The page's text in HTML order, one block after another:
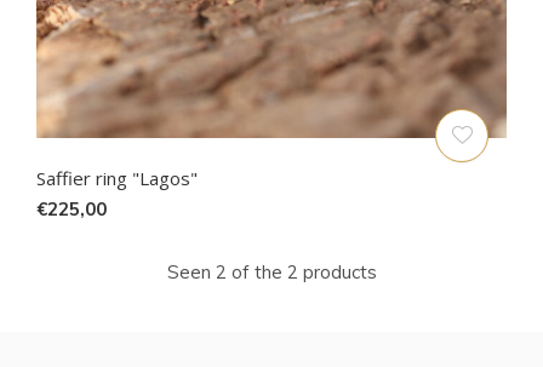
Saffier ring "Lagos"
€225,00
Seen 2 of the 2 products